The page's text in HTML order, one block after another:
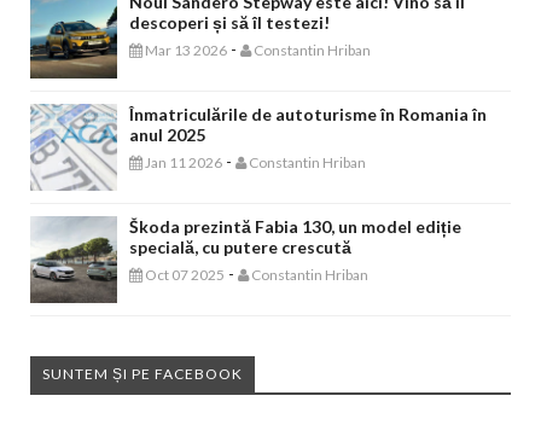
descoperi și să îl testezi!
Mar 13 2026 - Constantin Hriban
Înmatriculările de autoturisme în Romania în
anul 2025
Jan 11 2026 - Constantin Hriban
Škoda prezintă Fabia 130, un model ediție
specială, cu putere crescută
Oct 07 2025 - Constantin Hriban
SUNTEM ȘI PE FACEBOOK